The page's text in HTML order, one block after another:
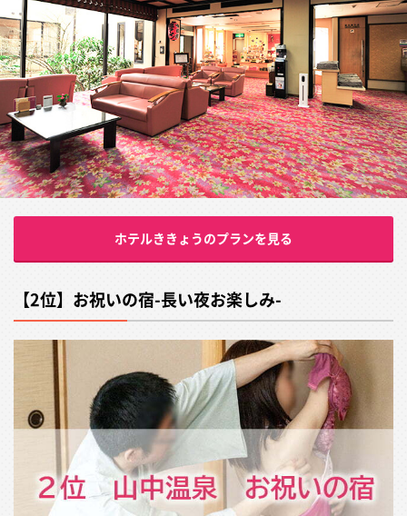
ホテルききょうのプランを見る
【2位】お祝いの宿-長い夜お楽しみ-